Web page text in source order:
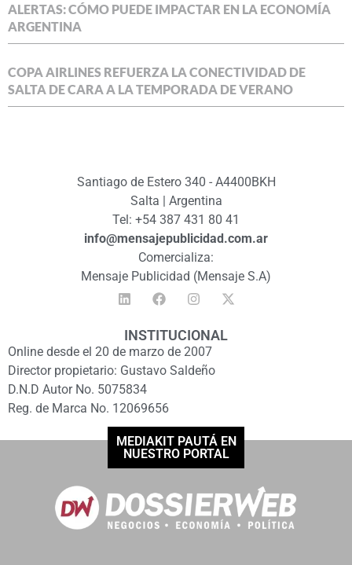
ALERTAS: CÓMO PUEDE IMPACTAR EN LA ECONOMÍA
ARGENTINA
COPA AIRLINES REFUERZA LA CONECTIVIDAD DE
SALTA DE CARA A LA TEMPORADA DE VERANO
Santiago de Estero 340 - A4400BKH
Salta | Argentina
Tel: +54 387 431 80 41
info@mensajepublicidad.com.ar
Comercializa:
Mensaje Publicidad (Mensaje S.A)
INSTITUCIONAL
Online desde el 20 de marzo de 2007
Director propietario: Gustavo Saldeño
D.N.D Autor No. 5075834
Reg. de Marca No. 12069656
MEDIAKIT PAUTÁ EN
NUESTRO PORTAL